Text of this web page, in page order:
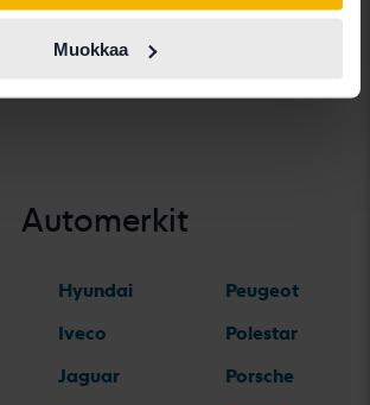
Muokkaa
Mercedes EQA
Mercedes EQB
Automerkit
Hyundai
Iveco
Jaguar
Peugeot
Polestar
Porsche